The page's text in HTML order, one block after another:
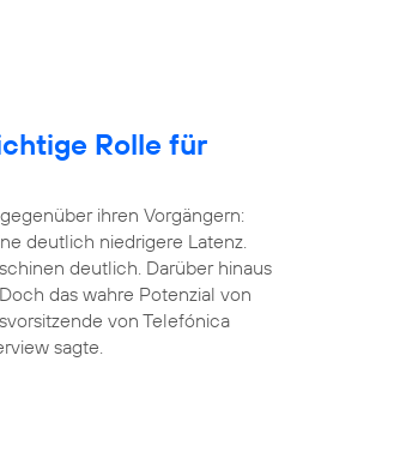
Rolle für
ihren Vorgängern:
deutlich niedrigere Latenz.
deutlich. Darüber hinaus
das wahre Potenzial von
von Telefónica
sagte.